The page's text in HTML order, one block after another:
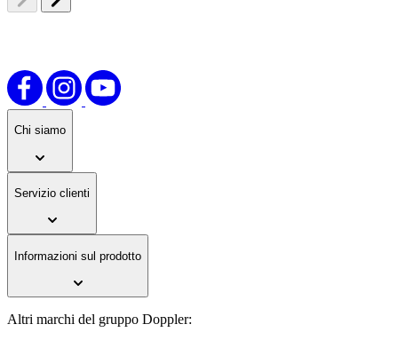
Chi siamo
Servizio clienti
Informazioni sul prodotto
Altri marchi del gruppo Doppler: